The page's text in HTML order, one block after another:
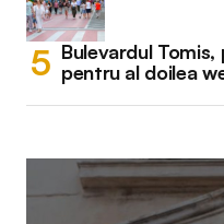
Bulevardul
pentru al doilea